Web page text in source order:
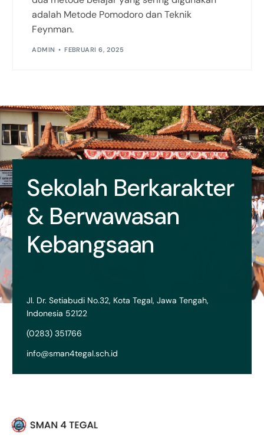
adalah Metode Pomodoro dan Teknik
Feynman.
ADMIN FEBRUARI 6, 2025
Sekolah Berkarakter
& Berwawasan
Kebangsaan
Jl. Dr. Setiabudi No.32, Kota Tegal, Jawa Tengah,
Indonesia 52122
(0283) 351766
info@sman4tegal.sch.id